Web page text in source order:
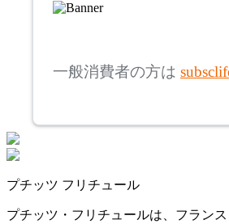
~
一般消費者の方は
プチッツ フリチュール
プチッツ・フリチュールは、フラン